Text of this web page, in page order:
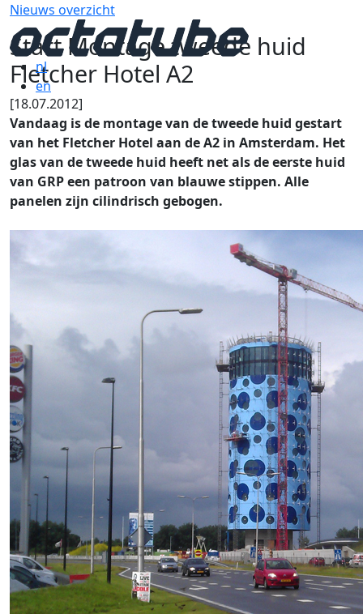
nl
en
Nieuws overzicht
Start Montage tweede huid
Fletcher Hotel A2
[18.07.2012]
Vandaag is de montage van de tweede huid gestart
van het Fletcher Hotel aan de A2 in Amsterdam. Het
glas van de tweede huid heeft net als de eerste huid
van GRP een patroon van blauwe stippen. Alle
panelen zijn cilindrisch gebogen.